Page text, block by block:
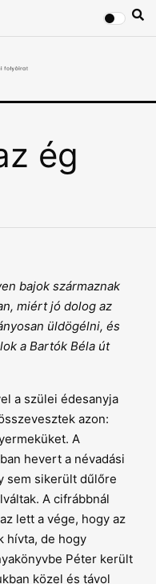
ég
bajok származnak
miért jó dolog az
üldögélni, és
a Bartók Béla út
a szülei édesanyja
azon:
A
hevert a névadási
sem sikerült dűlőre
A cifrábbnál
lett a vége, hogy az
hívta, de hogy
Péter került
közel és távol